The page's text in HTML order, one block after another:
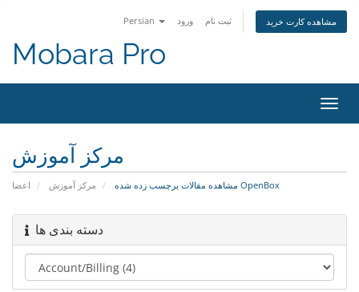
Persian ورود ثبت نام مشاهده کارت خرید
Mobara Pro
تغییر
مرکز آموزش
اعضا مرکز آموزش مشاهده مقالات برچسب زده شده OpenBox
دسته بندی ها